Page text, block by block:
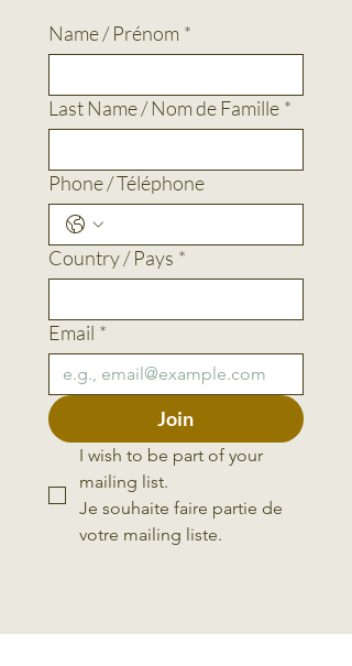
Name / Prénom *
Last Name / Nom de Famille *
Phone / Téléphone
Country / Pays *
Email *
Join
I wish to be part of your
Je souhaite faire partie de
votre mailing liste.